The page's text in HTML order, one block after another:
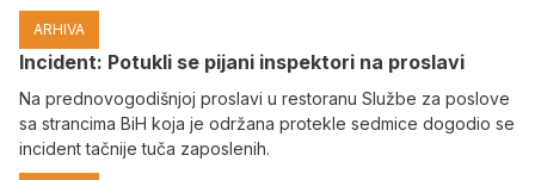
ARHIVA
Incident: Potukli se pijani inspektori na proslavi
Na prednovogodišnjoj proslavi u restoranu Službe za poslove
sa strancima BiH koja je održana protekle sedmice dogodio se
incident tačnije tuča zaposlenih.